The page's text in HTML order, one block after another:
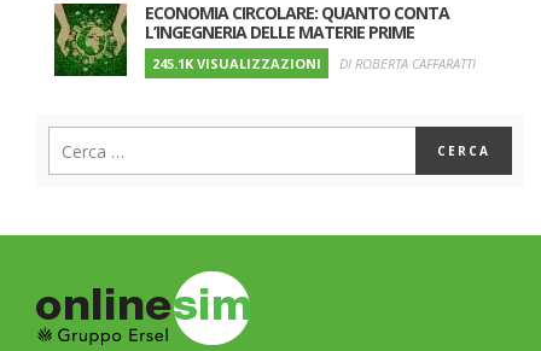
ECONOMIA CIRCOLARE: QUANTO CONTA
L’INGEGNERIA DELLE MATERIE PRIME
245.1K VISUALIZZAZIONI DI ROBERTA CAFFARATTI